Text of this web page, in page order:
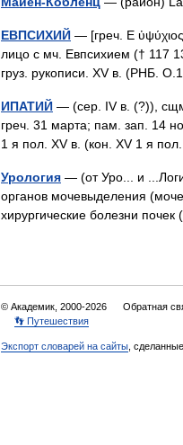
ЕВПСИХИЙ — [греч. E
лицо с мч. Евпсихием († 117
груз. рукописи. XV в. (РНБ.
ИПАТИЙ — (сер. IV в. (?)),
греч. 31 марта; пам. зап. 14
1 я пол. XV в. (кон. XV 1 я
Урология — (от Уро... и
органов мочевыделения
хирургические болезни
© Академик, 2000-2026 Обратная
👣 Путешествия
Экспорт словарей на сайты ,